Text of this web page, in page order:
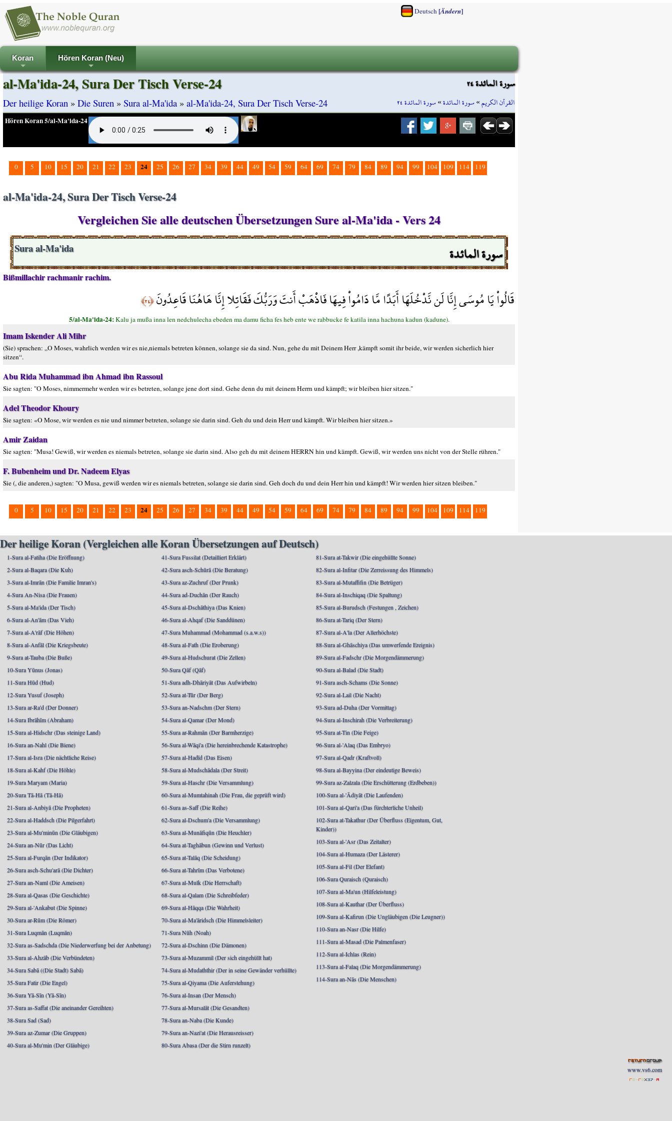
Deutsch[Ändern]
+
Koran
+
Hören Koran (Neu)
سورة المائدة ٢٤
القرآن الكريم»سورة المائدة»سورة المائدة ٢٤
al-Ma'ida-24, Sura Der Tisch Verse-24
Der heilige Koran » Die Suren » Sura al-Ma'ida » al-Ma'ida-24, Sura Der Tisch Verse-24
Hören Koran 5/al-Ma'ida-24
0 5 10 15 20 21 22 23 24 25 26 27 34 39 44 49 54 59 64 69 74 79 84 89 94 99 104 109 114 119
al-Ma'ida-24, Sura Der Tisch Verse-24
Vergleichen Sie alle deutschen Übersetzungen Sure al-Ma'ida - Vers 24
سورة المائدة Sura al-Ma'ida
Bißmillachir rachmanir rachim.
قَالُواْ يَا مُوسَى إِنَّا لَن نَّدْخُلَهَا أَبَدًا مَّا دَامُواْ فِيهَا فَاذْهَبْ أَنتَ وَرَبُّكَ فَقَاتِلا إِنَّا هَاهُنَا قَاعِدُونَ﴿٢٤﴾
5/al-Ma'ida-24:Kalu ja mußa inna len nedchulecha ebeden ma damu ficha fes heb ente we rabbucke fe katila inna hachuna kadun (kadune).
Imam Iskender Ali Mihr
(Sie) sprachen: „O Moses, wahrlich werden wir es nie,niemals betreten können, solange sie da sind. Nun, gehe du mit Deinem Herr ,kämpft somit ihr beide, wir werden sicherlich hier
sitzen“.
Abu Rida Muhammad ibn Ahmad ibn Rassoul
Sie sagten: "O Moses, nimmermehr werden wir es betreten, solange jene dort sind. Gehe denn du mit deinem Herrn und kämpft; wir bleiben hier sitzen."
Adel Theodor Khoury
Sie sagten: «O Mose, wir werden es nie und nimmer betreten, solange sie darin sind. Geh du und dein Herr und kämpft. Wir bleiben hier sitzen.»
Amir Zaidan
Sie sagten: "Musa! Gewiß, wir werden es niemals betreten, solange sie darin sind. Also geh du mit deinem HERRN hin und kämpft. Gewiß, wir werden uns nicht von der Stelle rühren."
F. Bubenheim und Dr. Nadeem Elyas
Sie (, die anderen,) sagten: "O Musa, gewiß werden wir es niemals betreten, solange sie darin sind. Geh doch du und dein Herr hin und kämpft! Wir werden hier sitzen bleiben."
0 5 10 15 20 21 22 23 24 25 26 27 34 39 44 49 54 59 64 69 74 79 84 89 94 99 104 109 114 119
Der heilige Koran (Vergleichen alle Koran Übersetzungen auf Deutsch)
1-Sura al-Fatiha (Die Eröffnung)
2-Sura al-Baqara (Die Kuh)
3-Sura al-Imrān (Die Familie Imran's)
4-Sura An-Nisa (Die Frauen)
5-Sura al-Ma'ida (Der Tisch)
6-Sura al-An'ām (Das Vieh)
7-Sura al-A'rāf (Die Höhen)
8-Sura al-Anfāl (Die Kriegsbeute)
9-Sura at-Tauba (Die Buße)
10-Sura Yūnus (Jonas)
11-Sura Hūd (Hud)
12-Sura Yusuf (Joseph)
13-Sura ar-Ra'd (Der Donner)
14-Sura Ibrāhīm (Abraham)
15-Sura al-Hidschr (Das steinige Land)
16-Sura an-Nahl (Die Biene)
17-Sura al-Isra (Die nächtliche Reise)
18-Sura al-Kahf (Die Höhle)
19-Sura Maryam (Maria)
20-Sura Tā-Hā (Tā-Hā)
21-Sura al-Anbiyā (Die Propheten)
22-Sura al-Haddsch (Die Pilgerfahrt)
23-Sura al-Mu'minūn (Die Gläubigen)
24-Sura an-Nūr (Das Licht)
25-Sura al-Furqān (Der Indikator)
26-Sura asch-Schu'arā (Die Dichter)
27-Sura an-Naml (Die Ameisen)
28-Sura al-Qasas (Die Geschichte)
29-Sura al-'Ankabut (Die Spinne)
30-Sura ar-Rūm (Die Römer)
31-Sura Luqmān (Luqmān)
32-Sura as-Sadschda (Die Niederwerfung bei der Anbetung)
33-Sura al-Ahzāb (Die Verbündeten)
34-Sura Sabā ((Die Stadt) Sabā)
35-Sura Fatir (Die Engel)
36-Sura Yā-Sīn (Yā-Sīn)
37-Sura as-Saffat (Die aneinander Gereihten)
38-Sura Sad (Sad)
39-Sura az-Zumar (Die Gruppen)
40-Sura al-Mu'min (Der Gläubige)
41-Sura Fussilat (Detailliert Erklärt)
42-Sura asch-Schūrā (Die Beratung)
43-Sura az-Zuchruf (Der Prunk)
44-Sura ad-Duchān (Der Rauch)
45-Sura al-Dschāthiya (Das Knien)
46-Sura al-Ahqaf (Die Sanddünen)
47-Sura Muhammad (Mohammad (s.a.w.s))
48-Sura al-Fath (Die Eroberung)
49-Sura al-Hudschurat (Die Zellen)
50-Sura Qāf (Qāf)
51-Sura adh-Dhāriyāt (Das Aufwirbeln)
52-Sura at-Tūr (Der Berg)
53-Sura an-Nadschm (Der Stern)
54-Sura al-Qamar (Der Mond)
55-Sura ar-Rahmān (Der Barmherzige)
56-Sura al-Wāqi'a (Die hereinbrechende Katastrophe)
57-Sura al-Hadīd (Das Eisen)
58-Sura al-Mudschādala (Der Streit)
59-Sura al-Haschr (Die Versammlung)
60-Sura al-Mumtahinah (Die Frau, die geprüft wird)
61-Sura as-Saff (Die Reihe)
62-Sura al-Dschum'a (Die Versammlung)
63-Sura al-Munāfiqūn (Die Heuchler)
64-Sura at-Taghābun (Gewinn und Verlust)
65-Sura at-Talāq (Die Scheidung)
66-Sura at-Tahrīm (Das Verbotene)
67-Sura al-Mulk (Die Herrschaft)
68-Sura al-Qalam (Die Schreibfeder)
69-Sura al-Hāqqa (Die Wahrheit)
70-Sura al-Ma'āridsch (Die Himmelsleiter)
71-Sura Nūh (Noah)
72-Sura al-Dschinn (Die Dämonen)
73-Sura al-Muzammil (Der sich eingehüllt hat)
74-Sura al-Mudaththir (Der in seine Gewänder verhüllte)
75-Sura al-Qiyama (Die Auferstehung)
76-Sura al-Insan (Der Mensch)
77-Sura al-Mursalāt (Die Gesandten)
78-Sura an-Naba (Die Kunde)
79-Sura an-Nazi'at (Die Herausreisser)
80-Sura Abasa (Der die Stirn runzelt)
81-Sura at-Takwir (Die eingehüllte Sonne)
82-Sura al-Infitar (Die Zerreissung des Himmels)
83-Sura al-Mutaffifin (Die Betrüger)
84-Sura al-Inschiqaq (Die Spaltung)
85-Sura al-Burudsch (Festungen , Zeichen)
86-Sura at-Tariq (Der Stern)
87-Sura al-A'la (Der Allerhöchste)
88-Sura al-Ghāschiya (Das umwerfende Ereignis)
89-Sura al-Fadschr (Die Morgendämmerung)
90-Sura al-Balad (Die Stadt)
91-Sura asch-Schams (Die Sonne)
92-Sura al-Lail (Die Nacht)
93-Sura ad-Duha (Der Vormittag)
94-Sura al-Inschirah (Die Verbreiterung)
95-Sura at-Tin (Die Feige)
96-Sura al-'Alaq (Das Embryo)
97-Sura al-Qadr (Kraftvoll)
98-Sura al-Bayyina (Der eindeutige Beweis)
99-Sura az-Zalzala (Die Erschütterung (Erdbeben))
100-Sura al-'Ādiyāt (Die Laufenden)
101-Sura al-Qari'a (Das fürchterliche Unheil)
102-Sura at-Takathur (Der Überfluss (Eigentum, Gut,
Kinder))
103-Sura al-'Asr (Das Zeitalter)
104-Sura al-Humaza (Der Lästerer)
105-Sura al-Fil (Der Elefant)
106-Sura Quraisch (Quraisch)
107-Sura al-Ma'un (Hilfeleistung)
108-Sura al-Kauthar (Der Überfluss)
109-Sura al-Kafirun (Die Ungläubigen (Die Leugner))
110-Sura an-Nasr (Die Hilfe)
111-Sura al-Masad (Die Palmenfaser)
112-Sura al-Ichlas (Rein)
113-Sura al-Falaq (Die Morgendämmerung)
114-Sura an-Nās (Die Menschen)
www.vs6.com